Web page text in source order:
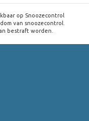
op Snoozecontrol
van snoozecontrol.
bestraft worden.